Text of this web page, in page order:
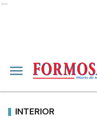
Ads
INTERIOR